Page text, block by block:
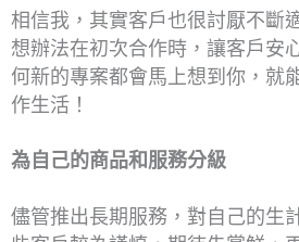
相信我，其實客戶也很討厭不斷
想辦法在初次合作時，讓客戶安
何新的專案都會馬上想到你，就
作生活！
為自己的商品和服務分級
儘管推出長期服務，對自己的生